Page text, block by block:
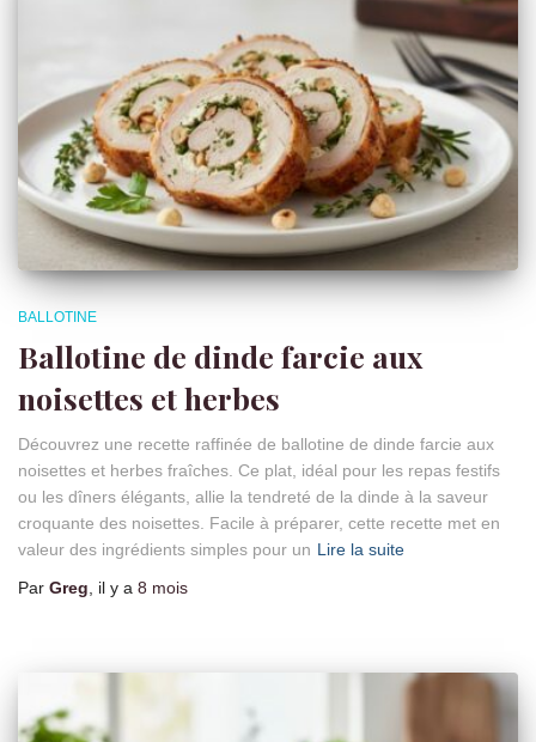
BALLOTINE
Ballotine de dinde farcie aux
noisettes et herbes
Découvrez une recette raffinée de ballotine de dinde farcie aux
noisettes et herbes fraîches. Ce plat, idéal pour les repas festifs
ou les dîners élégants, allie la tendreté de la dinde à la saveur
croquante des noisettes. Facile à préparer, cette recette met en
valeur des ingrédients simples pour un Lire la suite
Par Greg , il y a 8 mois